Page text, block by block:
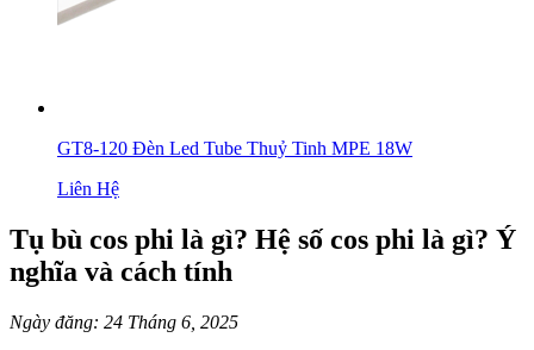
GT8-120 Đèn Led Tube Thuỷ Tinh MPE 18W
Liên Hệ
Tụ bù cos phi là gì? Hệ số cos phi là gì? Ý
nghĩa và cách tính
Ngày đăng: 24 Tháng 6, 2025